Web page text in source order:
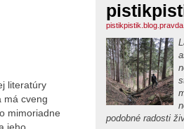
literatúry
má cveng
mimoriadne
jeho
podobné radosti